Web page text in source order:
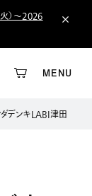
）～2026
MENU
デンキLABI津田沼店）